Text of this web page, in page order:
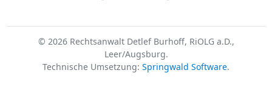
© 2026 Rechtsanwalt Detlef Burhoff, RiOLG a.D.,
Leer/Augsburg.
Technische Umsetzung: Springwald Software.